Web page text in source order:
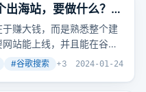
出海站，要做什么？要
赚大钱，而是熟悉整个建
站能上线，并且能在谷歌
就算成功了。
#谷歌搜索 +3 2024-01-24